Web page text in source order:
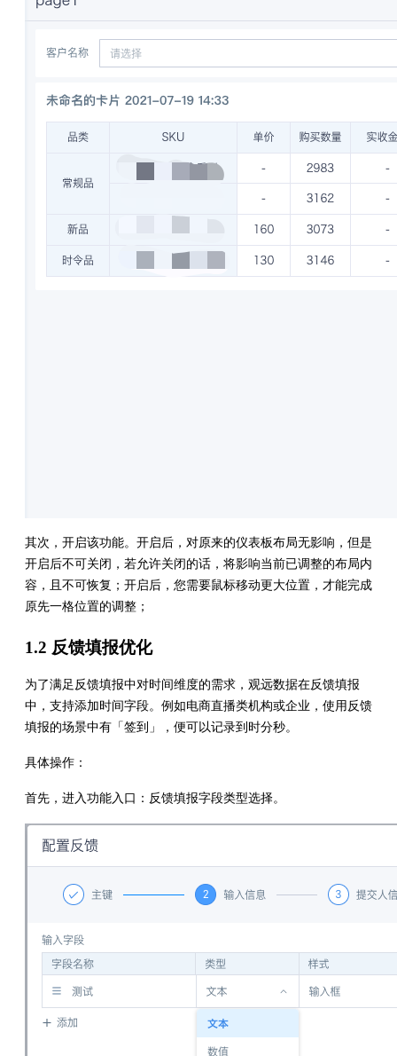
其次，开启该功能。开启后，对原来的仪表板布局无影响，但是
开启后不可关闭，若允许关闭的话，将影响当前已调整的布局内
容，且不可恢复；开启后，您需要鼠标移动更大位置，才能完成
原先一格位置的调整；
1.2 反馈填报优化
为了满足反馈填报中对时间维度的需求，观远数据在反馈填报
中，支持添加时间字段。例如电商直播类机构或企业，使用反馈
填报的场景中有「签到」，便可以记录到时分秒。
具体操作：
首先，进入功能入口：反馈填报字段类型选择。